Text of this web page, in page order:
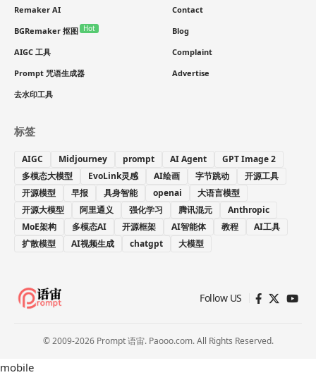
Remaker AI
BGRemaker 抠图 Hot
AIGC 工具
Prompt 咒语生成器
去水印工具
Contact
Blog
Complaint
Advertise
标签
AIGC Midjourney prompt AI Agent
GPT Image 2
多模态大模型
EvoLink灵感 AI绘画 字节跳动
开源工具
开源模型
早报 具身智能 openai
大语言模型
开源大模型
阿里通义 强化学习 腾讯混元
Anthropic
MoE架构
多模态AI 开源框架 AI智能体 教程
AI工具
扩散模型
AI视频生成 chatgpt 大模型
Follow US
© 2009-2026 Prompt 语宙. Paooo.com. All Rights Reserved.